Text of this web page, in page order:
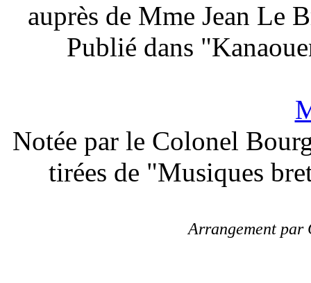
auprès de Mme Jean Le
Publié dans
Notée par le Colonel
tirées de "Musiques
Arrangement par